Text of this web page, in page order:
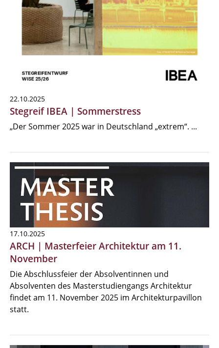
22.10.2025
Stegreif IBEA | Sommerstress
„Der Sommer 2025 war in Deutschland „extrem“. ...
17.10.2025
ARCH | Masterfeier Architektur am 11.
November
Die Abschlussfeier der Absolventinnen und
Absolventen des Masterstudiengangs Architektur
findet am 11. November 2025 im Architekturpavillon
statt.